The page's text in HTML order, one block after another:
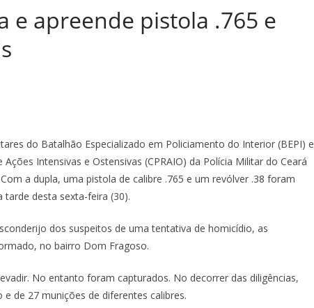
e apreende pistola .765 e
do Batalhão Especializado em Policiamento do Interior (BEPI) e
Intensivas e Ostensivas (CPRAIO) da Polícia Militar do Ceará
a dupla, uma pistola de calibre .765 e um revólver .38 foram
desta sexta-feira (30).
dos suspeitos de uma tentativa de homicídio, as
no bairro Dom Fragoso.
No entanto foram capturados. No decorrer das diligências,
de 27 munições de diferentes calibres.